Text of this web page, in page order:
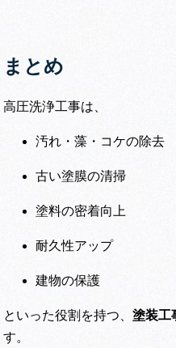
まとめ
高圧洗浄工事は、
汚れ・藻・コケの除去
古い塗膜の清掃
塗料の密着向上
耐久性アップ
建物の保護
といった役割を持つ、塗装工
す。